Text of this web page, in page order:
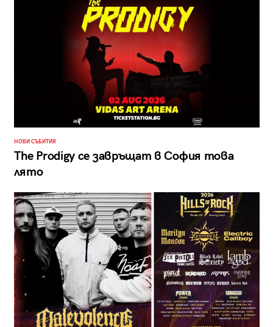
НОВИ СЪБИТИЯ
The Prodigy се завръщат в София това
лято